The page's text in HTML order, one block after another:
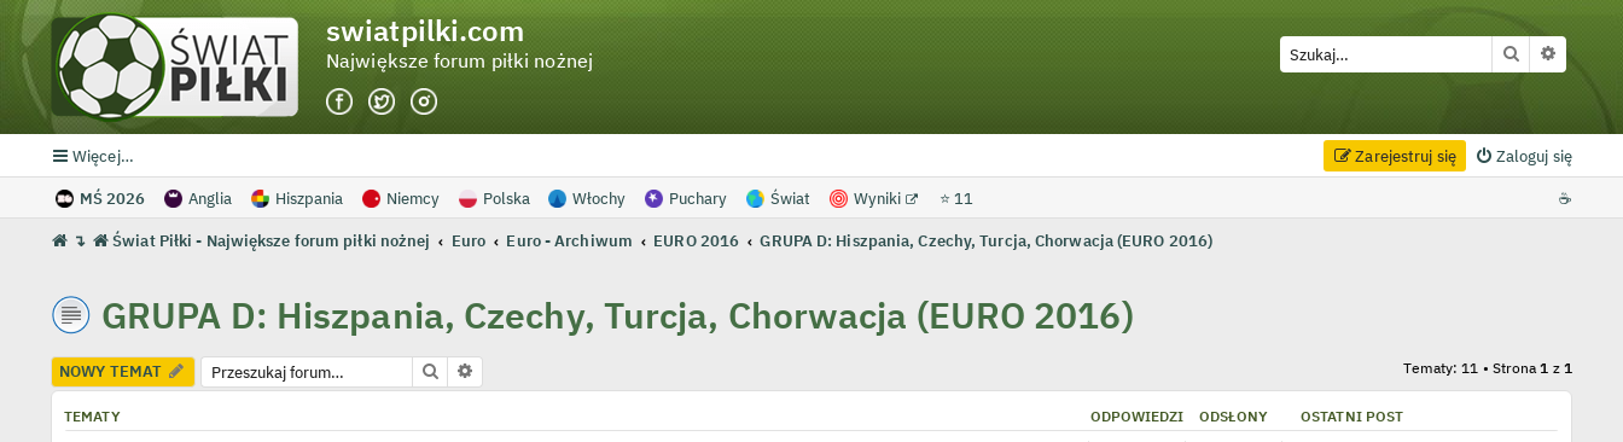
swiatpilki.com
Największe forum piłki nożnej Szukaj
Więcej… Zaloguj się
Zarejestruj się
MŚ 2026 Anglia Hiszpania Niemcy Polska Włochy Puchary Świat Wyniki ⭐ 11 ☕
↴ Świat Piłki - Największe forum piłki nożnej Euro Euro - Archiwum EURO 2016 GRUPA D: Hiszpania, Czechy, Turcja, Chorwacja (EURO 2016)
GRUPA D: Hiszpania, Czechy, Turcja, Chorwacja (EURO 2016)
NOWY TEMAT Szukaj Tematy: 11 • Strona1 z 1
TEMATY ODPOWIEDZI ODSŁONY OSTATNI POST